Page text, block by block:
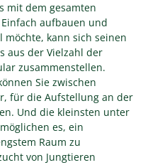
mit dem gesamten
aufbauen und
kann sich seinen
aus der Vielzahl der
zusammenstellen.
Sie zwischen
für die Aufstellung an der
Und die kleinsten unter
es, ein
Raum zu
von Jungtieren